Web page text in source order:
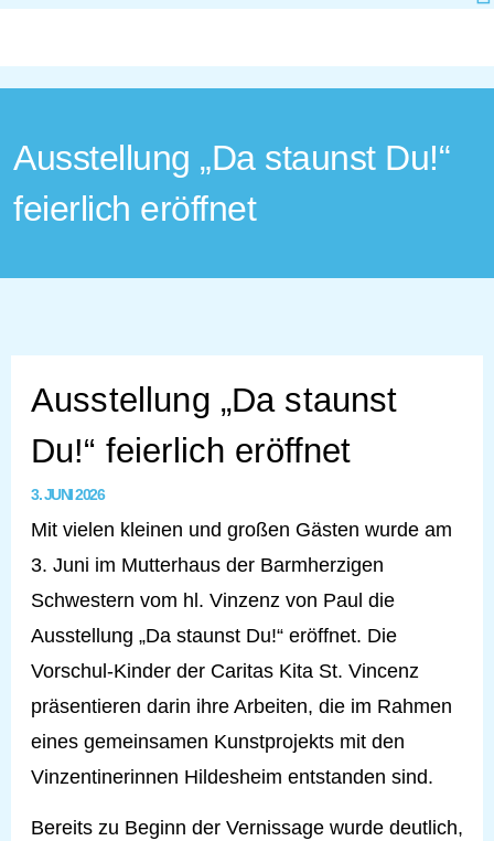
Ausstellung „Da staunst Du!“
feierlich eröffnet
Ausstellung „Da staunst
Du!“ feierlich eröffnet
3. JUNI 2026
Mit vielen kleinen und großen Gästen wurde am
3. Juni im Mutterhaus der Barmherzigen
Schwestern vom hl. Vinzenz von Paul die
Ausstellung „Da staunst Du!“ eröffnet. Die
Vorschul-Kinder der Caritas Kita St. Vincenz
präsentieren darin ihre Arbeiten, die im Rahmen
eines gemeinsamen Kunstprojekts mit den
Vinzentinerinnen Hildesheim entstanden sind.
Bereits zu Beginn der Vernissage wurde deutlich,